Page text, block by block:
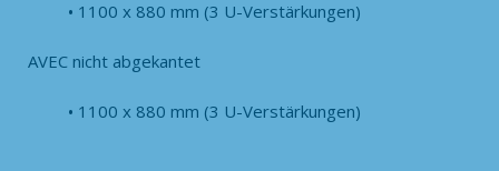
1100 x 880 mm (3 U-Verstärkungen)
AVEC nicht abgekantet
1100 x 880 mm (3 U-Verstärkungen)